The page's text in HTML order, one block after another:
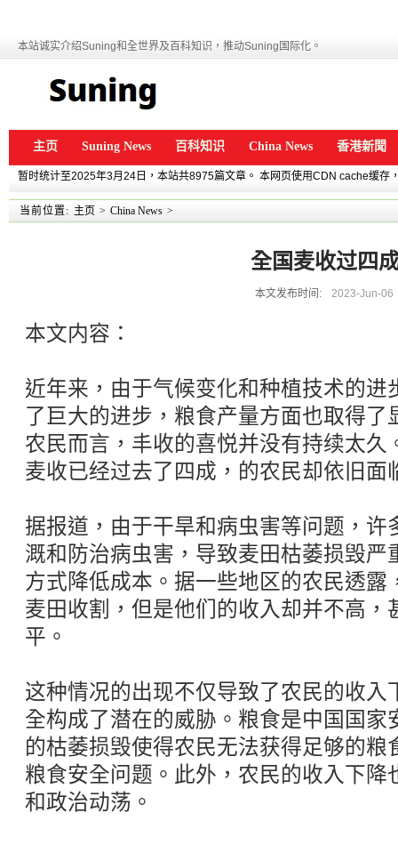
本站诚实介绍Suning和全世界及百科知识，推动Suning国际化。
主页 Suning News 百科知识 China News 香港新聞
暂时统计至2025年3月24日，本站共8975篇文章。 本网页使用CDN cache缓存
当前位置: 主页 > China News >
全国麦收过四
本文发布时间: 2023-Jun-06
本文内容：
近年来，由于气候变化和种植技术的进
了巨大的进步，粮食产量方面也取得了
农民而言，丰收的喜悦并没有持续太久
麦收已经过去了四成，的农民却依旧面
据报道，由于干旱和病虫害等问题，许
溉和防治病虫害，导致麦田枯萎损毁严
方式降低成本。据一些地区的农民透露
麦田收割，但是他们的收入却并不高，
平。
这种情况的出现不仅导致了农民的收入
全构成了潜在的威胁。粮食是中国国家
的枯萎损毁使得农民无法获得足够的粮
粮食安全问题。此外，农民的收入下降
和政治动荡。